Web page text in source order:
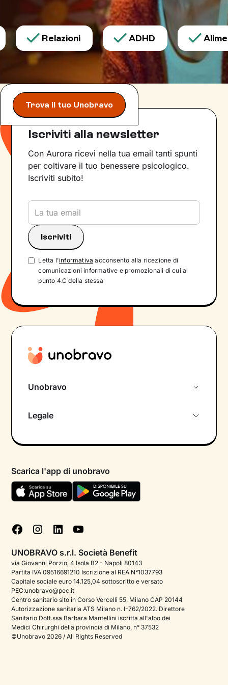
Relazioni ADHD
Trova il tuo Unobravo
Iscriviti alla newsletter
Con Aurora ricevi nella tua email tanti spunti
per coltivare il tuo benessere psicologico.
Iscriviti subito!
Letta l'informativa acconsento alla ricezione di
comunicazioni informative e promozionali di cui al
punto 4.C della stessa
Unobravo
Psicologo in chat
Aiuto urgente
FAQ
Podcast di psicologia
Corporate
Psicologo italiano all'estero
Sala stampa
Bandi e premi
Legale
Termini e condizioni
Informativa Privacy
Cookie policy
Gestisci cookie
Scarica l'app di unobravo
UNOBRAVO s.r.l. Società Benefit
via Giovanni Porzio, 4 Isola B2 - Napoli 80143
Partita IVA 09516691210 Iscrizione al REA N°1037793
Capitale sociale euro 14.125,04 sottoscritto e versato
PEC:unobravo@pec.it
Centro sanitario sito in Corso Vercelli 55, Milano CAP 20144
Autorizzazione sanitaria ATS Milano n. I-762/2022. Direttore
Sanitario Dott.ssa Barbara Mantellini iscritta all'albo dei
Medici Chirurghi della provincia di Milano, n° 37532
©Unobravo 2026 / All Rights Reserved